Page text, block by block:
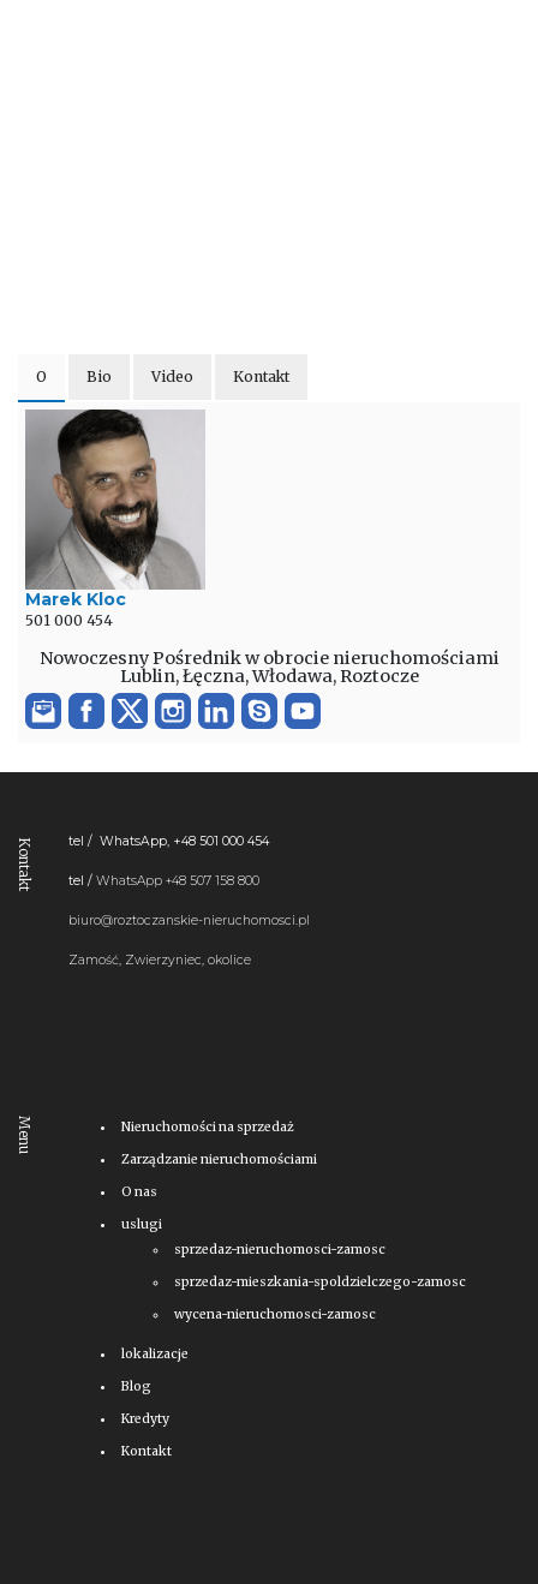
O Bio Video Kontakt
Marek Kloc
501 000 454
Nowoczesny Pośrednik w obrocie nieruchomościami
Lublin, Łęczna, Włodawa, Roztocze
Kontakt tel / WhatsApp, +48 501 000 454
tel / WhatsApp+48 507 158 800
biuro@roztoczanskie-nieruchomosci.pl
Zamość, Zwierzyniec, okolice
Menu Nieruchomości na sprzedaż
Zarządzanie nieruchomościami
O nas
uslugi
sprzedaz-nieruchomosci-zamosc
sprzedaz-mieszkania-spoldzielczego-zamosc
wycena-nieruchomosci-zamosc
lokalizacje
Blog
Kredyty
Kontakt